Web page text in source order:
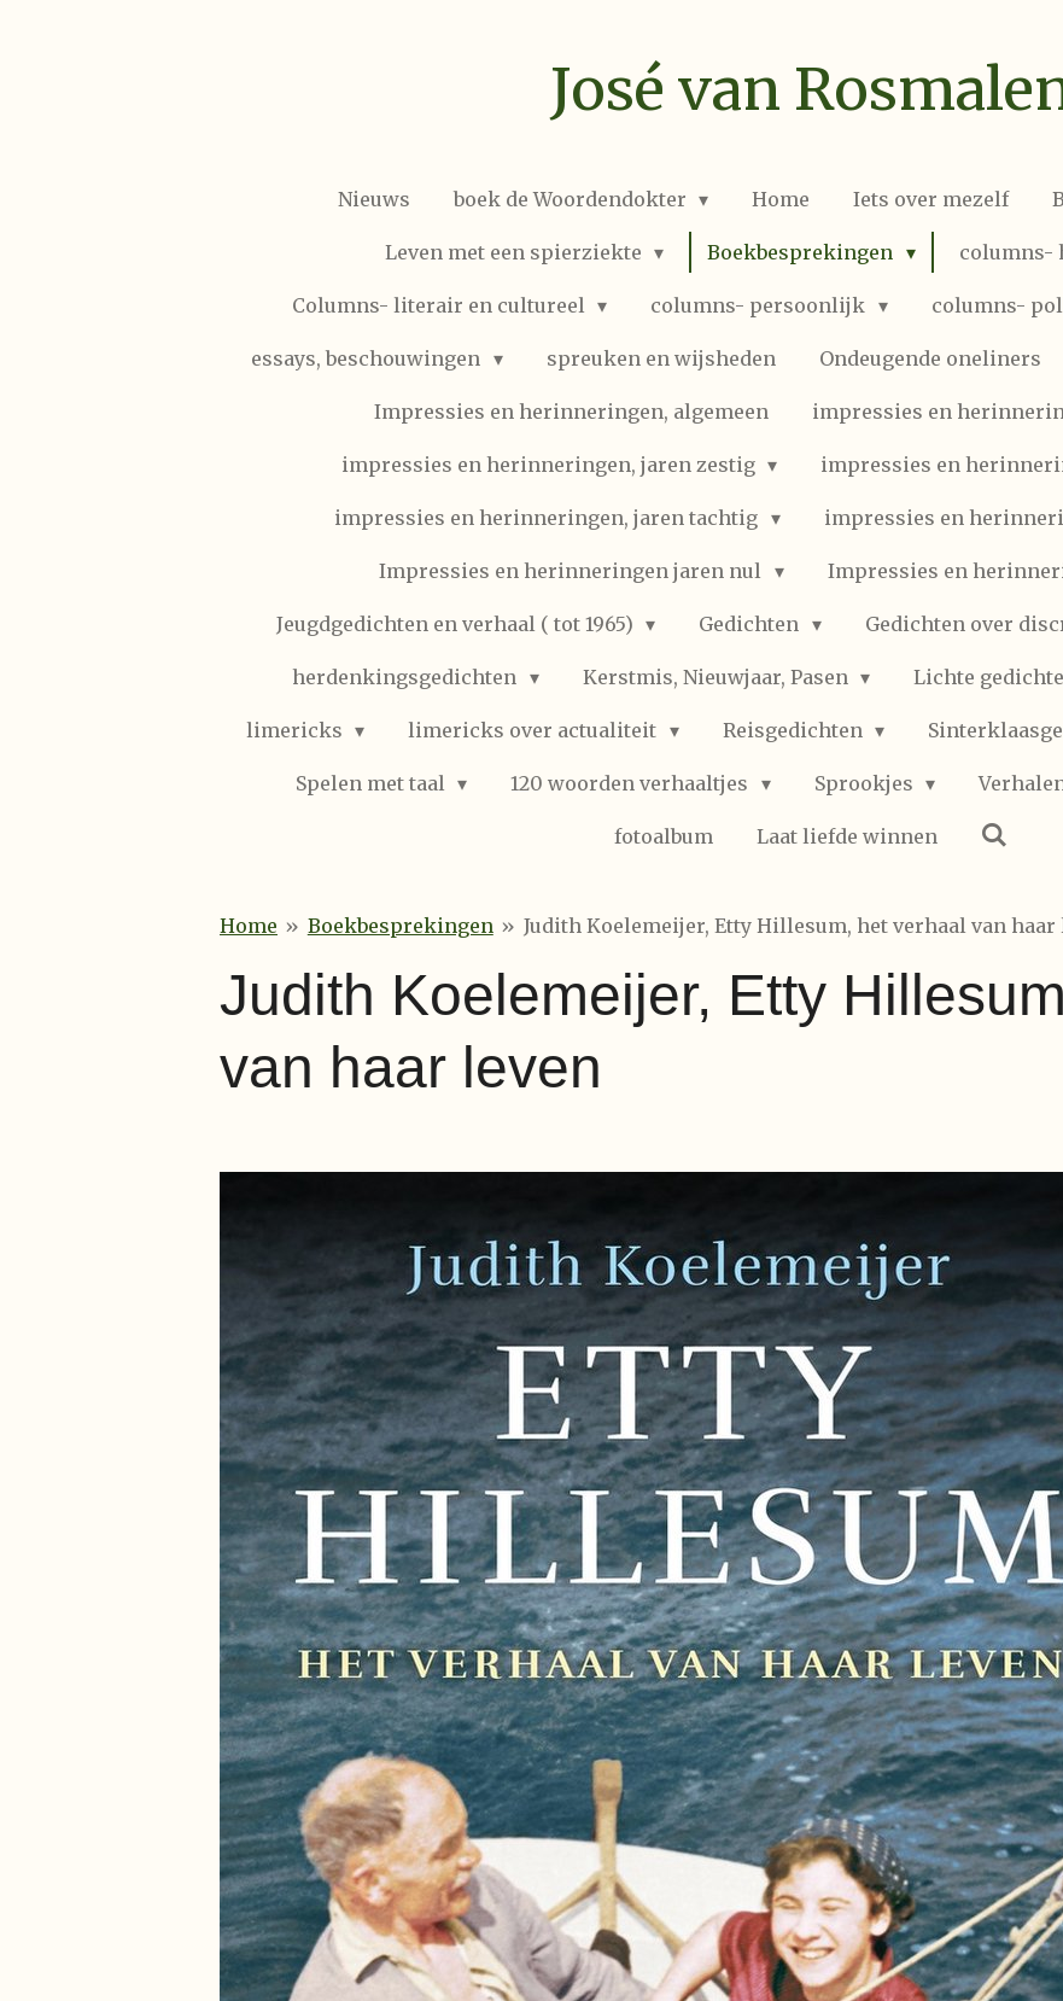
José van
Nieuws boek de Woordendokter Home Iets over mezelf
Leven met een spierziekte Boekbesprekingen columns-
Columns- literair en cultureel columns- persoonlijk columns-
essays, beschouwingen spreuken en wijsheden Ondeugende oneliners
Impressies en herinneringen, algemeen impressies en
impressies en herinneringen, jaren zestig impressies en
impressies en herinneringen, jaren tachtig impressies en
Impressies en herinneringen jaren nul Impressies en
Jeugdgedichten en verhaal ( tot 1965) Gedichten Gedichten over
herdenkingsgedichten Kerstmis, Nieuwjaar, Pasen Lichte
limericks limericks over actualiteit Reisgedichten
Spelen met taal 120 woorden verhaaltjes Sprookjes
fotoalbum Laat liefde winnen
Home » Boekbesprekingen » Judith Koelemeijer, Etty Hillesum, het verhaal van haar
Judith Koelemeijer, Etty
van haar leven